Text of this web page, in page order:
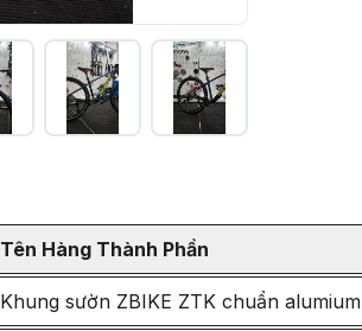
Tên Hàng Thành Phần
Khung sườn ZBIKE ZTK chuẩn